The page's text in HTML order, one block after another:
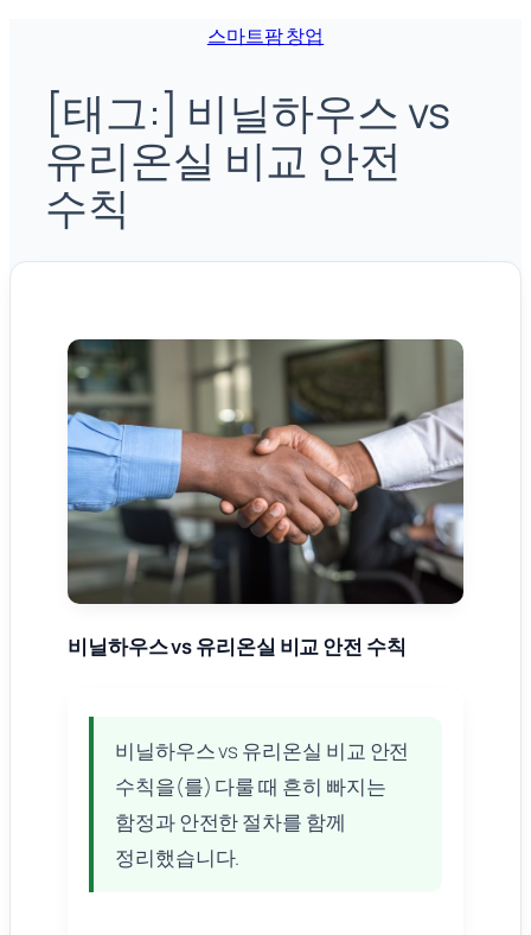
기
스마트팜 창업
[태그:] 비닐하우스 vs
유리온실 비교 안전
수칙
비닐하우스 vs 유리온실 비교 안전 수칙
비닐하우스 vs 유리온실 비교 안전
수칙을(를) 다룰 때 흔히 빠지는
함정과 안전한 절차를 함께
정리했습니다.